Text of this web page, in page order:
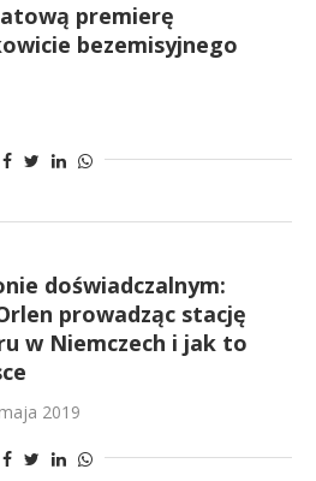
premierę
bezemisyjnego
doświadczalnym:
prowadząc stację
w Niemczech i jak to
2019